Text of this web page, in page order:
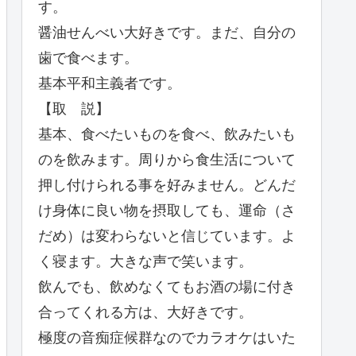
す。
醤油せんべい大好きです。まだ、自分の
歯で食べます。
基本平和主義者です。
【取 説】
基本、食べたいものを食べ、飲みたいも
のを飲みます。周りから食生活について
押し付けられる事を好みません。どんだ
け身体に良い物を摂取しても、運命（さ
だめ）は変わらないと信じています。よ
く寝ます。大きな声で笑います。
飲んでも、飲めなくてもお酒の場に付き
合ってくれる方は、大好きです。
極度の音痴症候群なのでカラオケはいた